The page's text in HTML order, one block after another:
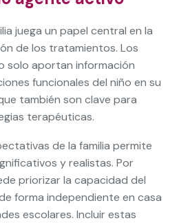
juega un papel central en la
de los tratamientos. Los
solo aportan información
funcionales del niño en su
también son clave para
terapéuticas.
de la familia permite
y realistas. Por
priorizar la capacidad del
forma independiente en casa
escolares. Incluir estas